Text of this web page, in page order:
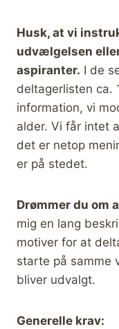
Husk, at vi
udvælgelsen
aspiranter. I de
deltagerlisten ca.
information, vi
alder. Vi får intet
det er netop
er på stedet.
Drømmer du om
mig en lang
motiver for at
starte på samme
bliver udvalgt.
Generelle krav: